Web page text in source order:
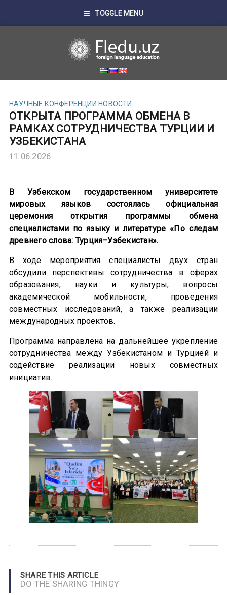
TOGGLE MENU
НАУЧНЫЕ КОНФЕРЕНЦИИ НОВОСТИ
ОТКРЫТА ПРОГРАММА ОБМЕНА В
РАМКАХ СОТРУДНИЧЕСТВА ТУРЦИИ И
УЗБЕКИСТАНА
11.06.2026
В Узбекском государственном университете
мировых языков состоялась официальная
церемония открытия программы обмена
специалистами по языку и литературе «По следам
древнего слова: Турция–Узбекистан».
В ходе мероприятия специалисты двух стран
обсудили перспективы сотрудничества в сферах
образования, науки и культуры, вопросы
академической мобильности, проведения
совместных исследований, а также реализации
международных проектов.
Программа направлена на дальнейшее укрепление
сотрудничества между Узбекистаном и Турцией и
содействие реализации новых совместных
инициатив.
SHARE THIS ARTICLE
DO THE SHARING THINGY